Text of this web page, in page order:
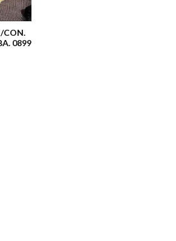
CON.
0899